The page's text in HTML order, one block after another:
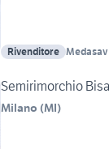
Rivenditore
Semirimorchio
Milano (MI)